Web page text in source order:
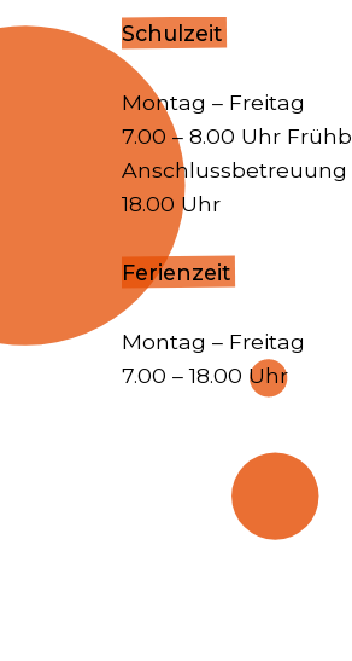
Schulzeit
Montag – Freitag
7.00 – 8.00 Uhr
18.00 Uhr
Ferienzeit
Montag – Freitag
7.00 – 18.00 Uhr